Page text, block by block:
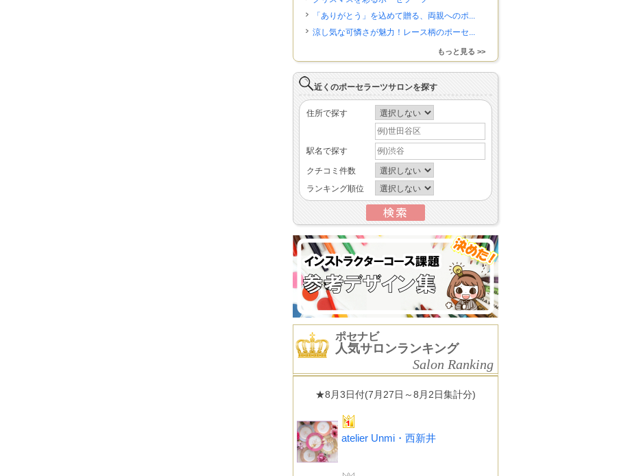
「ありがとう」を込めて贈る、両親へのポ...
涼し気な可憐さが魅力！レース柄のポーセ...
もっと見る >>
近くのポーセラーツサロンを探す
住所で探す
駅名で探す
クチコミ件数
ランキング順位
ポセナビ
人気サロンランキング
Salon Ranking
★8月3日付(7月27日～8月2日集計分)
atelier Unmi・西新井